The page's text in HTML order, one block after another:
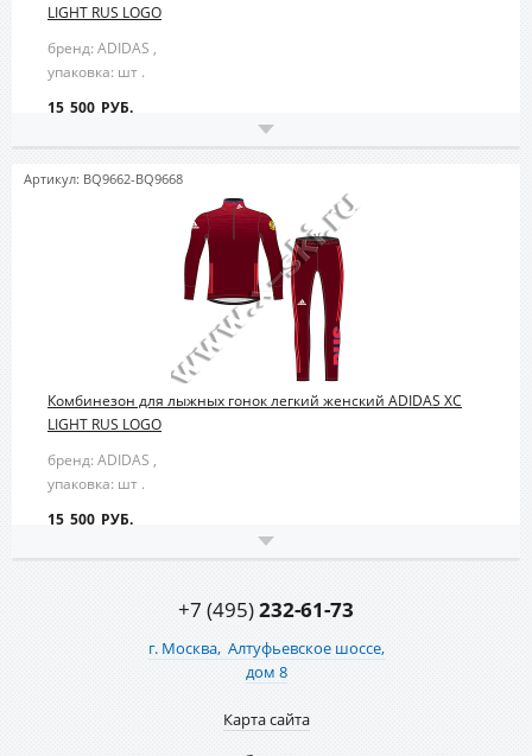
LIGHT RUS LOGO
бренд: ADIDAS ,
упаковка: шт .
15 500 РУБ.
Артикул: BQ9662-BQ9668
Комбинезон для лыжных гонок легкий женский ADIDAS XC
LIGHT RUS LOGO
бренд: ADIDAS ,
упаковка: шт .
15 500 РУБ.
+7 (495)232-61-73
г. Москва, Алтуфьевское шоссе,
дом 8
Карта сайта